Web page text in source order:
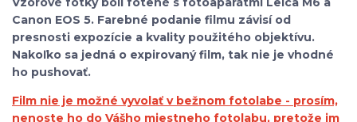
Canon EOS 5. Farebné podanie filmu závisí od
presnosti expozície a kvality použitého objektívu.
Nakoľko sa jedná o expirovaný film, tak nie je vhodné
ho pushovať.
Film nie je možné vyvolať v bežnom fotolabe - prosím,
nenoste ho do Vášho miestneho fotolabu, pretože im